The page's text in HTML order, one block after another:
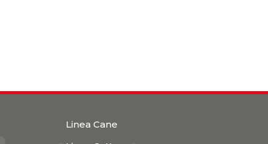
Linea Cane